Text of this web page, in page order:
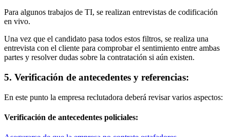
Para algunos trabajos de TI, se realizan entrevistas de codificación
en vivo.
Una vez que el candidato pasa todos estos filtros, se realiza una
entrevista con el cliente para comprobar el sentimiento entre ambas
partes y resolver dudas sobre la contratación si aún existen.
5. Verificación de antecedentes y referencias:
En este punto la empresa reclutadora deberá revisar varios aspectos:
Verificación de antecedentes policiales: